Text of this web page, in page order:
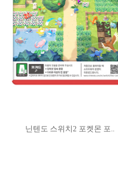
닌텐도 스위치2 포켓몬 포..